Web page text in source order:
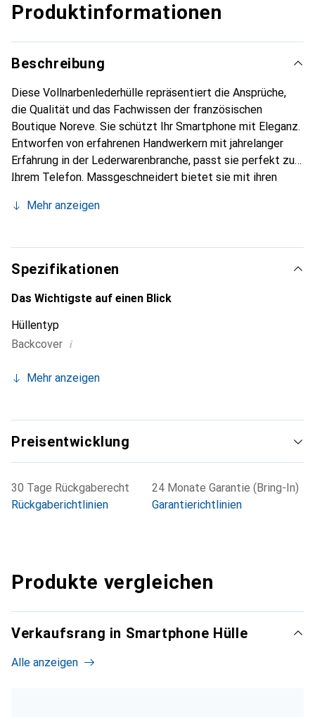
Produktinformationen
Beschreibung
Diese Vollnarbenlederhülle repräsentiert die Ansprüche,
die Qualität und das Fachwissen der französischen
Boutique Noreve. Sie schützt Ihr Smartphone mit Eleganz.
Entworfen von erfahrenen Handwerkern mit jahrelanger
Erfahrung in der Lederwarenbranche, passt sie perfekt zu
Ihrem Telefon. Massgeschneidert bietet sie mit ihren
schicken und unverzichtbaren Accessoire für Ihr
hochwertigen Produkte anerkannt und eine zuverlässige
Wahl für eine anspruchsvolle Kundschaft.
Mehr anzeigen
Spezifikationen
Das Wichtigste auf einen Blick
Hüllentyp
Backcover i
Mehr anzeigen
Preisentwicklung
30 Tage Rückgaberecht
Rückgaberichtlinien
24 Monate Garantie (Bring-In)
Garantierichtlinien
Produkte vergleichen
Verkaufsrang in Smartphone Hülle
Alle anzeigen